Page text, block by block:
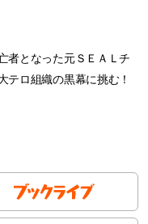
者となった元ＳＥＡＬチ
テロ組織の黒幕に挑む！